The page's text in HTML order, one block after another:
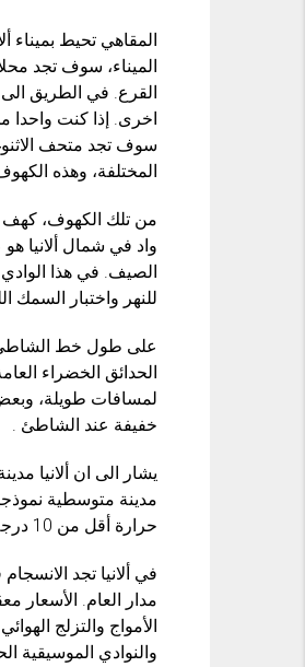
المقاهي تحيط بميناء
الميناء، سوف تجد
القرع. في الطريق
اخرى. إذا كنت
المختلفة، وهذه
من تلك الكهوف، كهف
واد في شمال ألانيا
الصيف. في هذا الوادي
للنهر واختبار السمك
على طول خط الشاطئ
الحدائق الخضراء
لمسافات طويلة،
خفيفة عند الشاطئ .
يشار الى ان ألانيا
حرارة أقل من 10 درجة .
في ألانيا تجد
مدار العام. الأسعار
الأمواج والتزلج
والنوادي الموسيقية